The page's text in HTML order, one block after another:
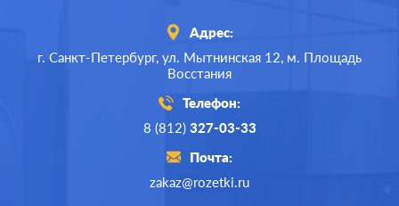
Адрес:
г. Санкт-Петербург, ул. Мытнинская 12, м. Площадь
Восстания
Телефон:
8 (812) 327-03-33
Почта:
zakaz@rozetki.ru